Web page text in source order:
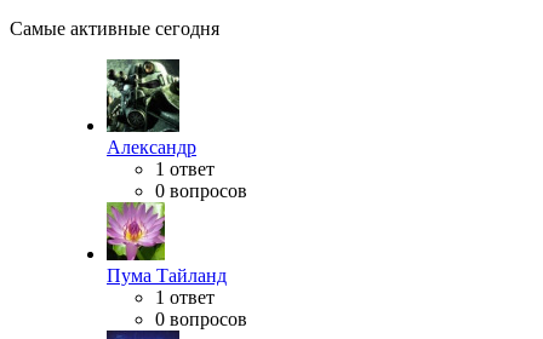
Самые активные сегодня
Александр
1 ответ
0 вопросов
Пума Тайланд
1 ответ
0 вопросов